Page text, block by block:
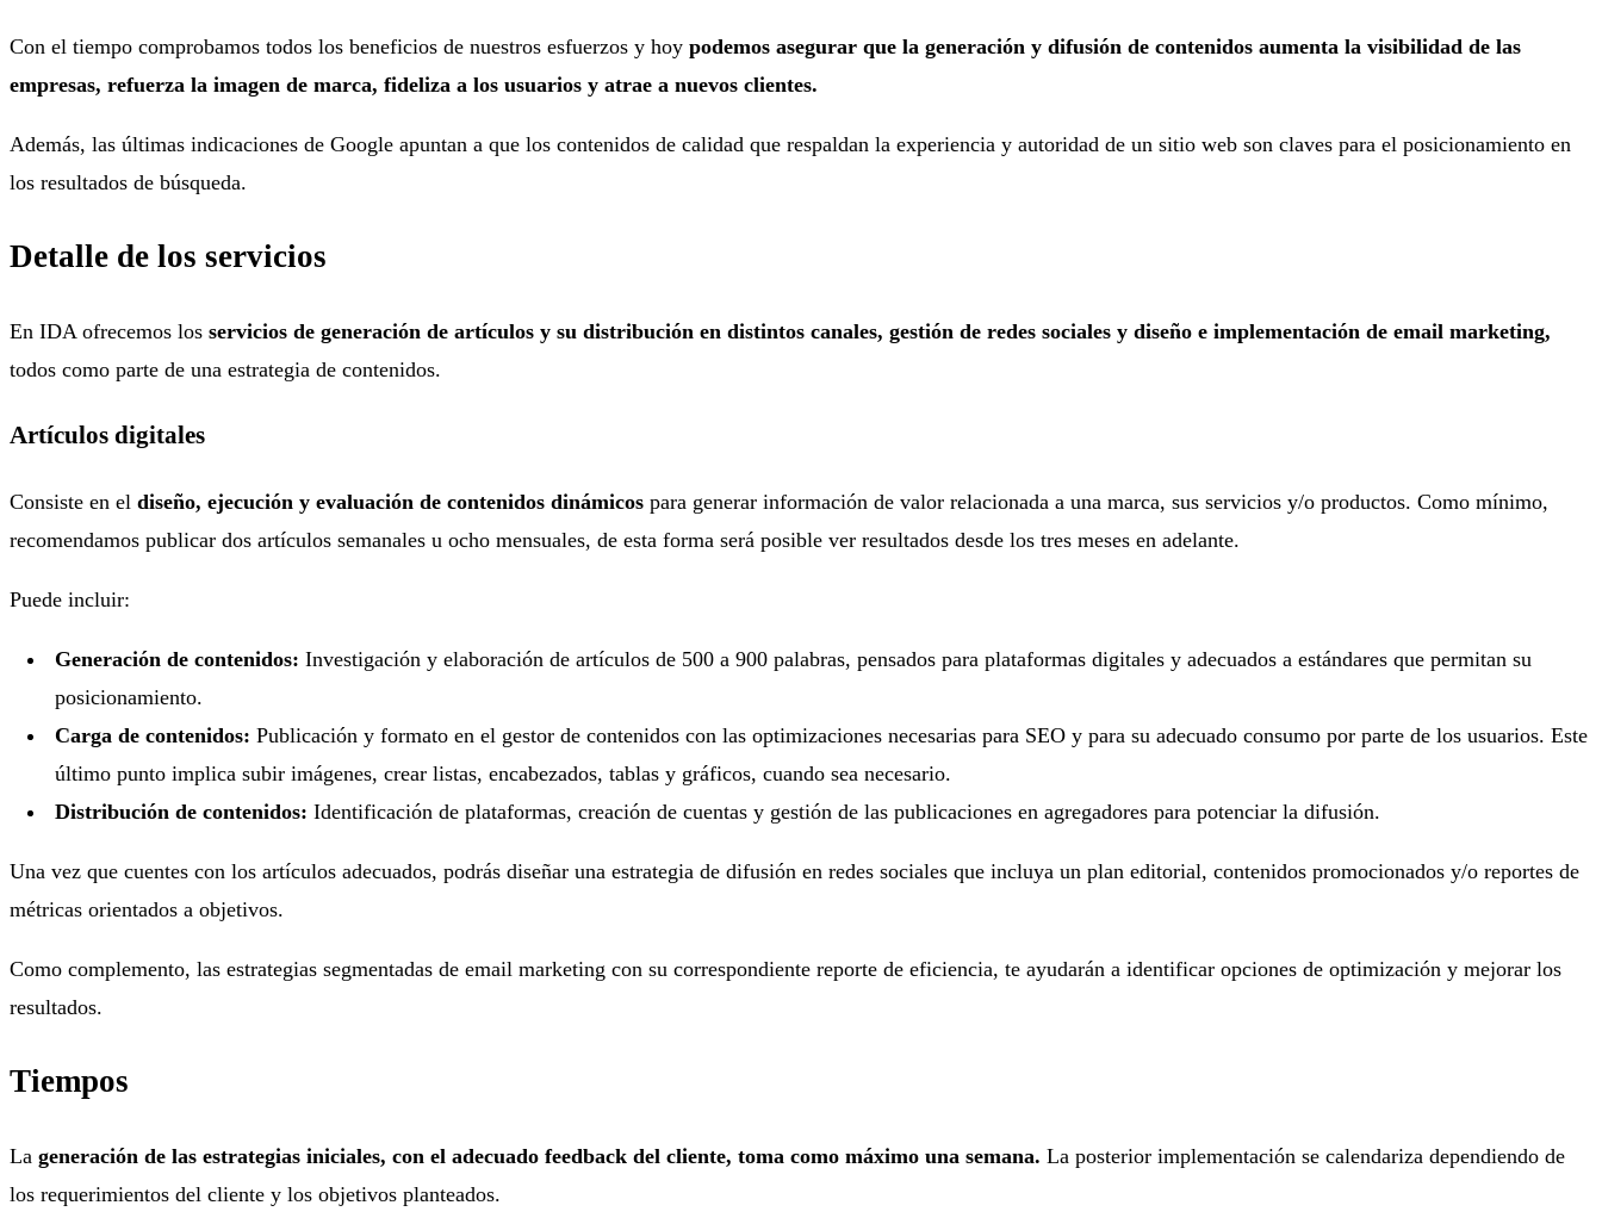
Con el tiempo comprobamos todos los beneficios de nuestros esfuerzos y hoy podemos asegurar que la generación y difusión de contenidos aumenta la visibilidad de las
empresas, refuerza la imagen de marca, fideliza a los usuarios y atrae a nuevos clientes.
Además, las últimas indicaciones de Google apuntan a que los contenidos de calidad que respaldan la experiencia y autoridad de un sitio web son claves para el posicionamiento en
los resultados de búsqueda.
Detalle de los servicios
En IDA ofrecemos los servicios de generación de artículos y su distribución en distintos canales, gestión de redes sociales y diseño e implementación de email marketing,
todos como parte de una estrategia de contenidos.
Artículos digitales
Consiste en el diseño, ejecución y evaluación de contenidos dinámicos para generar información de valor relacionada a una marca, sus servicios y/o productos. Como mínimo,
recomendamos publicar dos artículos semanales u ocho mensuales, de esta forma será posible ver resultados desde los tres meses en adelante.
Puede incluir:
Generación de contenidos: Investigación y elaboración de artículos de 500 a 900 palabras, pensados para plataformas digitales y adecuados a estándares que permitan su
posicionamiento.
Carga de contenidos: Publicación y formato en el gestor de contenidos con las optimizaciones necesarias para SEO y para su adecuado consumo por parte de los usuarios. Este
último punto implica subir imágenes, crear listas, encabezados, tablas y gráficos, cuando sea necesario.
Distribución de contenidos: Identificación de plataformas, creación de cuentas y gestión de las publicaciones en agregadores para potenciar la difusión.
Una vez que cuentes con los artículos adecuados, podrás diseñar una estrategia de difusión en redes sociales que incluya un plan editorial, contenidos promocionados y/o reportes de
métricas orientados a objetivos.
Como complemento, las estrategias segmentadas de email marketing con su correspondiente reporte de eficiencia, te ayudarán a identificar opciones de optimización y mejorar los
resultados.
Tiempos
La generación de las estrategias iniciales, con el adecuado feedback del cliente, toma como máximo una semana. La posterior implementación se calendariza dependiendo de
los requerimientos del cliente y los objetivos planteados.